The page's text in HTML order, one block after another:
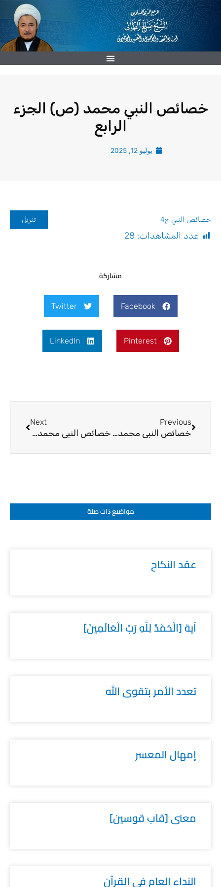
تخطي
خصائص النبي محمد (ص) الجزء
الرابع
يوليو 12, 2025
خصائص النبي ج4 تنزيل
عدد المشاهدات: 28
مشاركة
Facebook
Twitter
Pinterest
LinkedIn
Previous
خصائص النبي محمد (ص) الجزء الثالث
Next
خصائص النبي محمد (ص) الجزء الخامس
مواضيع ﺫات صلة
عقد النكاح
آية [الْحَمْدُ لِلَّهِ رَبِّ الْعَالَمِينَ]
تعدد الأمر بتقوى الله
إمهال المعسر
معنى [قاب قوسين]
النداء العام في القرآن